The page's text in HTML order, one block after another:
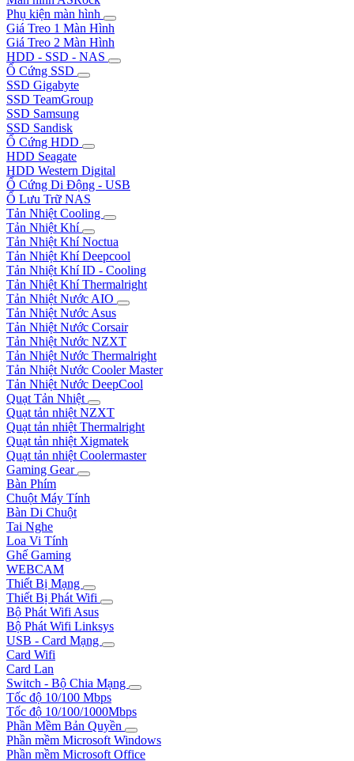
Phụ kiện màn hình
Giá Treo 1 Màn Hình
Giá Treo 2 Màn Hình
HDD - SSD - NAS
Ổ Cứng SSD
SSD Gigabyte
SSD TeamGroup
SSD Samsung
SSD Sandisk
Ổ Cứng HDD
HDD Seagate
HDD Western Digital
Ổ Cứng Di Động - USB
Ổ Lưu Trữ NAS
Tản Nhiệt Cooling
Tản Nhiệt Khí
Tản Nhiệt Khí Noctua
Tản Nhiệt Khí Deepcool
Tản Nhiệt Khí ID - Cooling
Tản Nhiệt Khí Thermalright
Tản Nhiệt Nước AIO
Tản Nhiệt Nước Asus
Tản Nhiệt Nước Corsair
Tản Nhiệt Nước NZXT
Tản Nhiệt Nước Thermalright
Tản Nhiệt Nước Cooler Master
Tản Nhiệt Nước DeepCool
Quạt Tản Nhiệt
Quạt tản nhiệt NZXT
Quạt tản nhiệt Thermalright
Quạt tản nhiệt Xigmatek
Quạt tản nhiệt Coolermaster
Gaming Gear
Bàn Phím
Chuột Máy Tính
Bàn Di Chuột
Tai Nghe
Loa Vi Tính
Ghế Gaming
WEBCAM
Thiết Bị Mạng
Thiết Bị Phát Wifi
Bộ Phát Wifi Asus
Bộ Phát Wifi Linksys
USB - Card Mạng
Card Wifi
Card Lan
Switch - Bộ Chia Mạng
Tốc độ 10/100 Mbps
Tốc độ 10/100/1000Mbps
Phần Mềm Bản Quyền
Phần mềm Microsoft Windows
Phần mềm Microsoft Office